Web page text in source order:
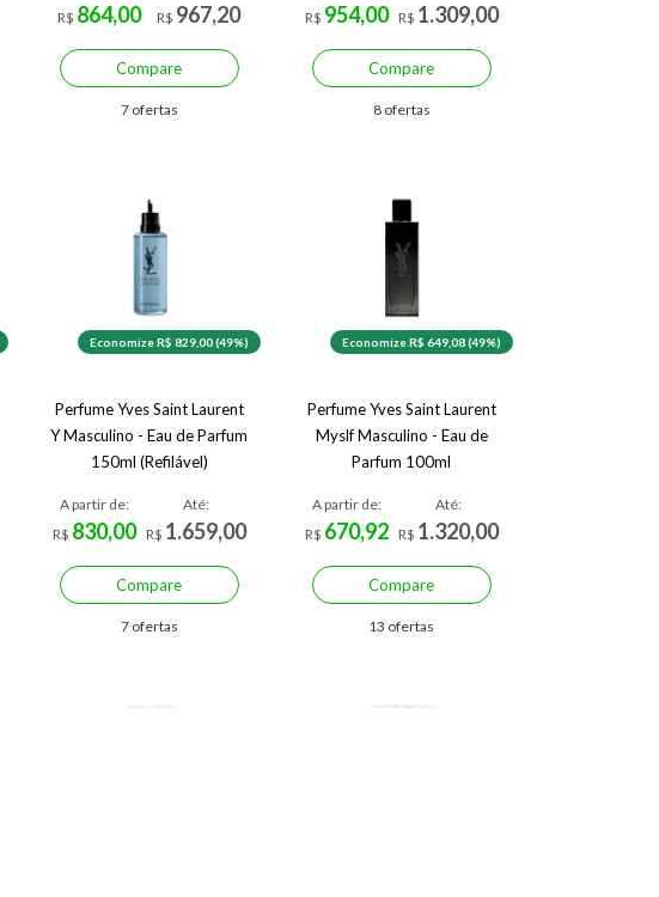
R$ 864,00
R$ 967,20
Compare
7 ofertas
R$ 954,00 R$ 1.309,00
Compare
8 ofertas
Economize R$ 829,00 (49%)
Perfume Yves Saint Laurent
Y Masculino - Eau de Parfum
150ml (Refilável)
A partir de:
R$ 830,00
Até:
R$ 1.659,00
Compare
7 ofertas
Economize R$ 649,08 (49%)
Perfume Yves Saint Laurent
Myslf Masculino - Eau de
Parfum 100ml
A partir de:
R$ 670,92
Até:
R$ 1.320,00
Compare
13 ofertas